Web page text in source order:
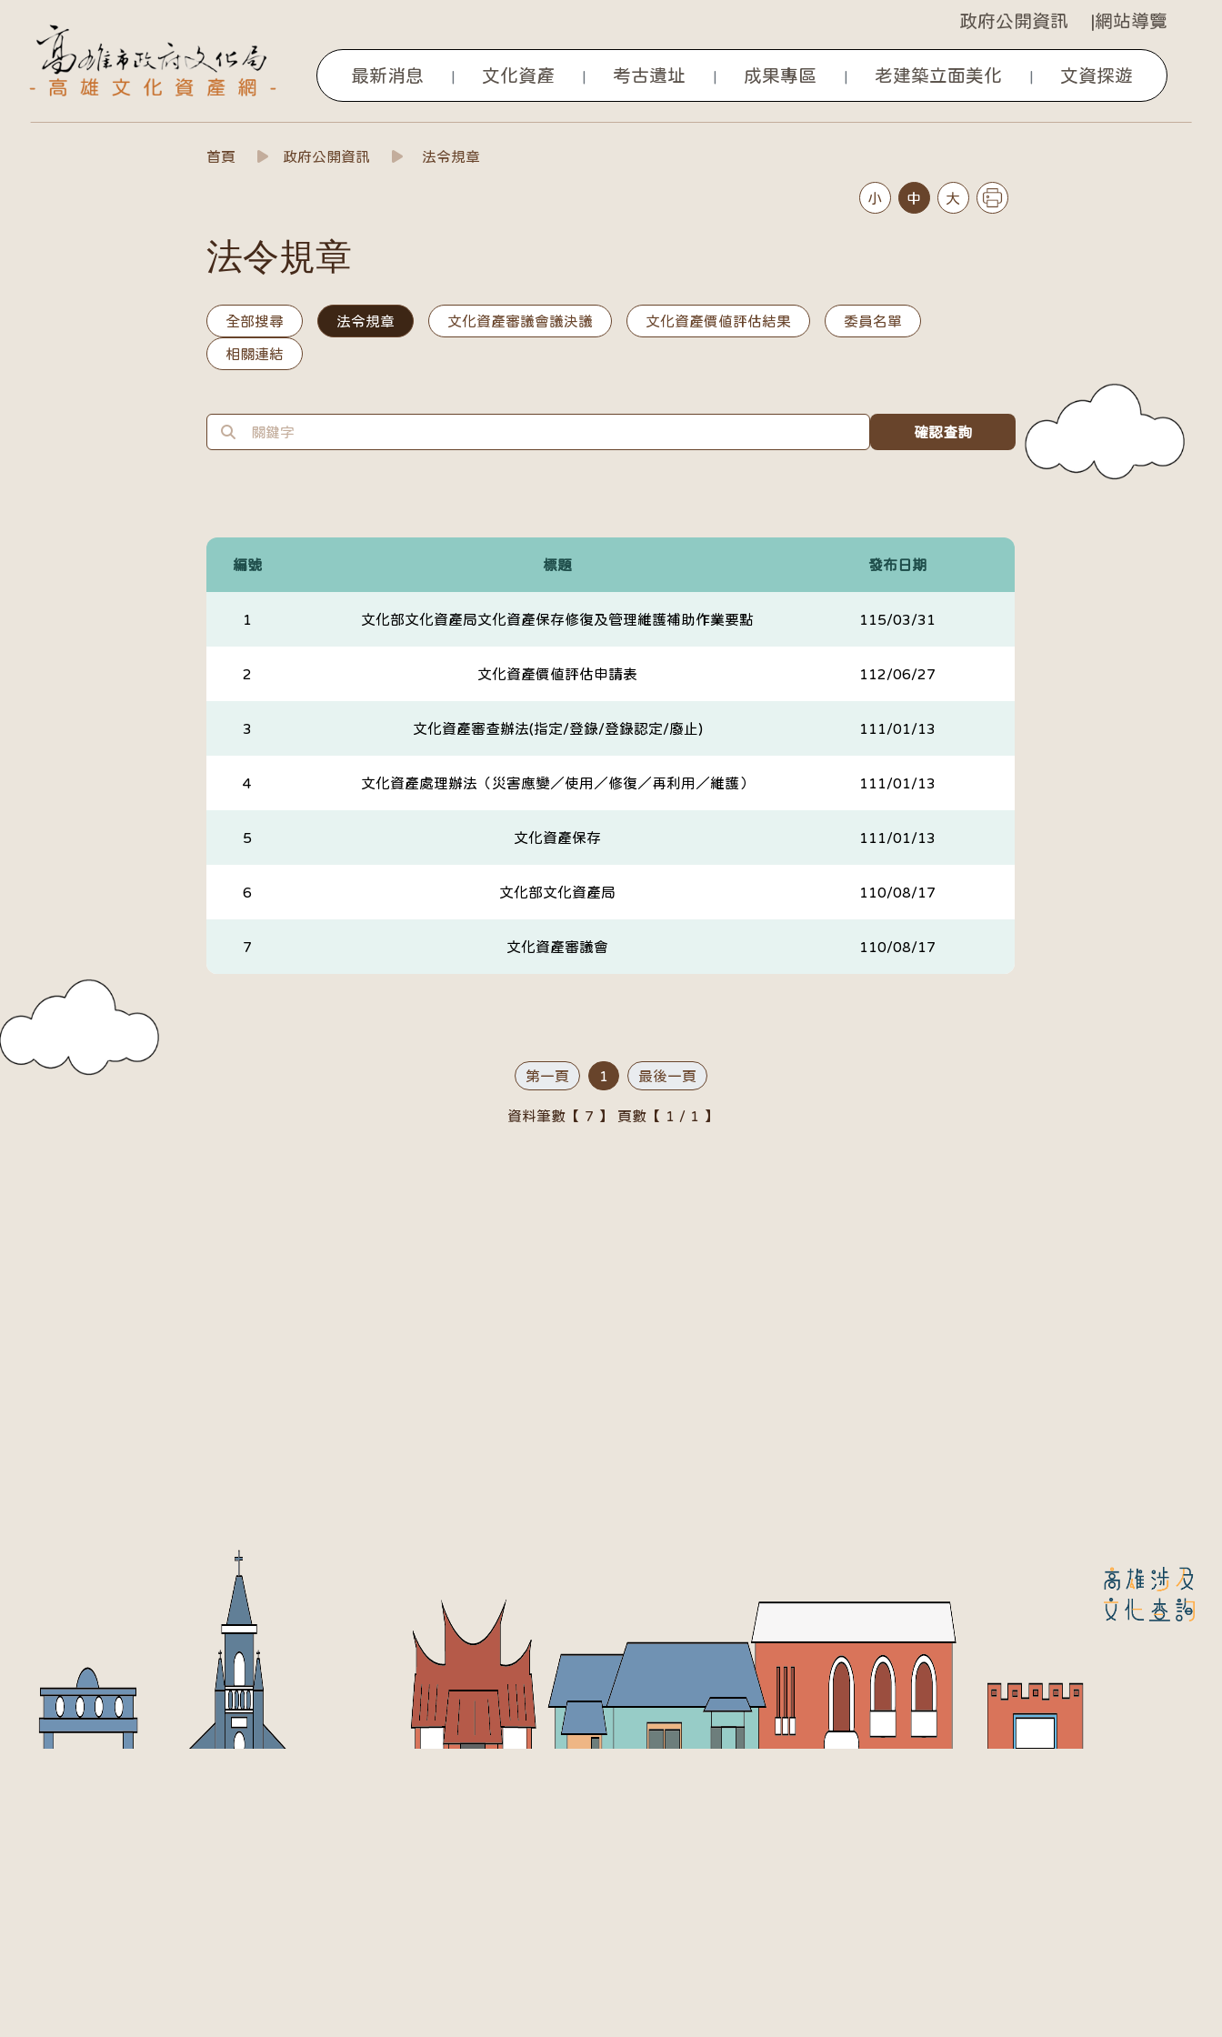
高雄文化資產網 政府公開資訊 網站導覽
最新消息 | 文化資產 | 考古遺址 | 成果專區 | 老建築立面美化 | 文資探遊
政府公開資訊
首頁 政府公開資訊 法令規章
小 中 大
法令規章
全部搜尋 法令規章 文化資產審議會議決議 文化資產價值評估結果 委員名單
相關連結
確認查詢
編號 標題 發布日期
1 文化部文化資產局文化資產保存修復及管理維護補助作業要點 115/03/31
2 文化資產價值評估申請表 112/06/27
3 文化資產審查辦法(指定/登錄/登錄認定/廢止) 111/01/13
4 文化資產處理辦法（災害應變／使用／修復／再利用／維護） 111/01/13
5 文化資產保存 111/01/13
6 文化部文化資產局 110/08/17
7 文化資產審議會 110/08/17
第一頁 1 最後一頁
資料筆數【 7 】 頁數【 1 / 1 】